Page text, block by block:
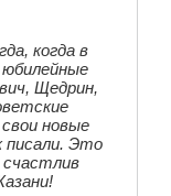
когда в
юбилейные
Щедрин,
новые
писали. Это
счастлив